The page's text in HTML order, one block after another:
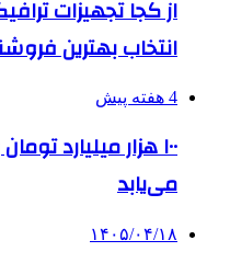
از کجا تجهیزات
انتخاب بهترین
4 هفته پیش
۱۰۰ هزار میلیارد
می‌یابد
۱۴۰۵/۰۴/۱۸